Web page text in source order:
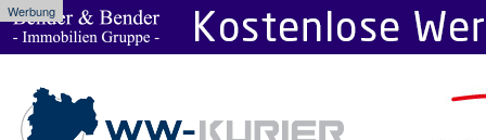
Werbung